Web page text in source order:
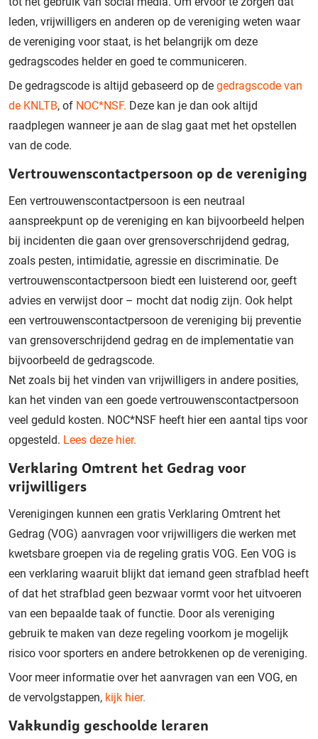
leden, vrijwilligers en anderen op de vereniging weten waar
de vereniging voor staat, is het belangrijk om deze
gedragscodes helder en goed te communiceren.
De gedragscode is altijd gebaseerd op de gedragscode van
de KNLTB, of NOC*NSF. Deze kan je dan ook altijd
raadplegen wanneer je aan de slag gaat met het opstellen
van de code.
Vertrouwenscontactpersoon op de vereniging
Een vertrouwenscontactpersoon is een neutraal
aanspreekpunt op de vereniging en kan bijvoorbeeld helpen
bij incidenten die gaan over grensoverschrijdend gedrag,
zoals pesten, intimidatie, agressie en discriminatie. De
vertrouwenscontactpersoon biedt een luisterend oor, geeft
advies en verwijst door – mocht dat nodig zijn. Ook helpt
een vertrouwenscontactpersoon de vereniging bij preventie
van grensoverschrijdend gedrag en de implementatie van
bijvoorbeeld de gedragscode.
Net zoals bij het vinden van vrijwilligers in andere posities,
kan het vinden van een goede vertrouwenscontactpersoon
veel geduld kosten. NOC*NSF heeft hier een aantal tips voor
opgesteld. Lees deze hier.
Verklaring Omtrent het Gedrag voor
vrijwilligers
Verenigingen kunnen een gratis Verklaring Omtrent het
Gedrag (VOG) aanvragen voor vrijwilligers die werken met
kwetsbare groepen via de regeling gratis VOG. Een VOG is
een verklaring waaruit blijkt dat iemand geen strafblad heeft
of dat het strafblad geen bezwaar vormt voor het uitvoeren
van een bepaalde taak of functie. Door als vereniging
gebruik te maken van deze regeling voorkom je mogelijk
risico voor sporters en andere betrokkenen op de vereniging.
Voor meer informatie over het aanvragen van een VOG, en
de vervolgstappen, kijk hier.
Vakkundig geschoolde leraren